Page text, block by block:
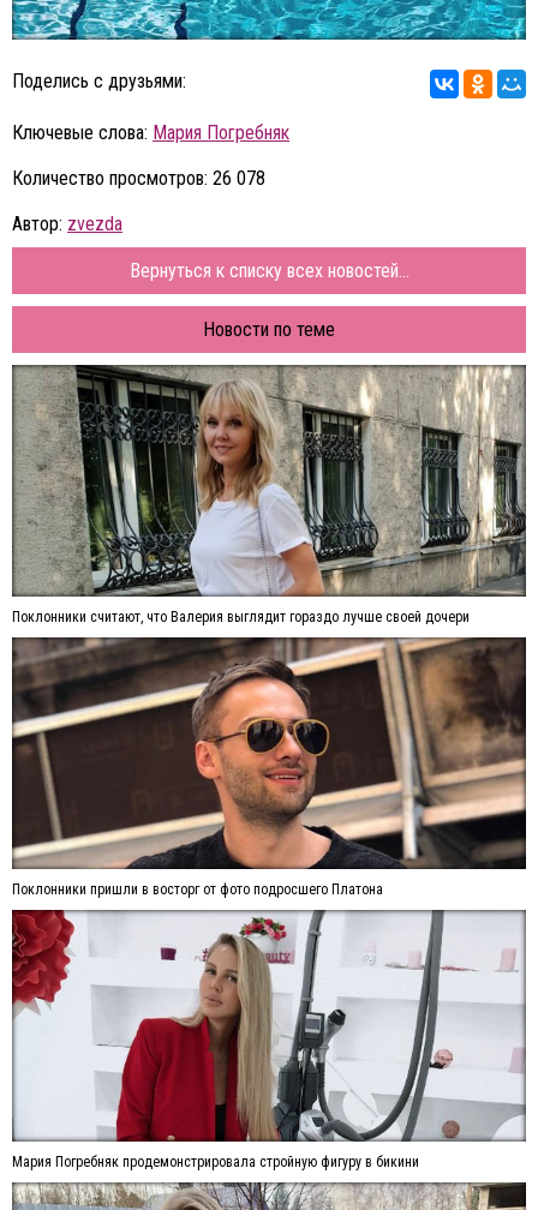
Поделись с друзьями:
Ключевые слова: Мария Погребняк
Количество просмотров: 26 078
Автор: zvezda
Вернуться к списку всех новостей...
Новости по теме
Поклонники считают, что Валерия выглядит гораздо лучше своей дочери
Поклонники пришли в восторг от фото подросшего Платона
Мария Погребняк продемонстрировала стройную фигуру в бикини